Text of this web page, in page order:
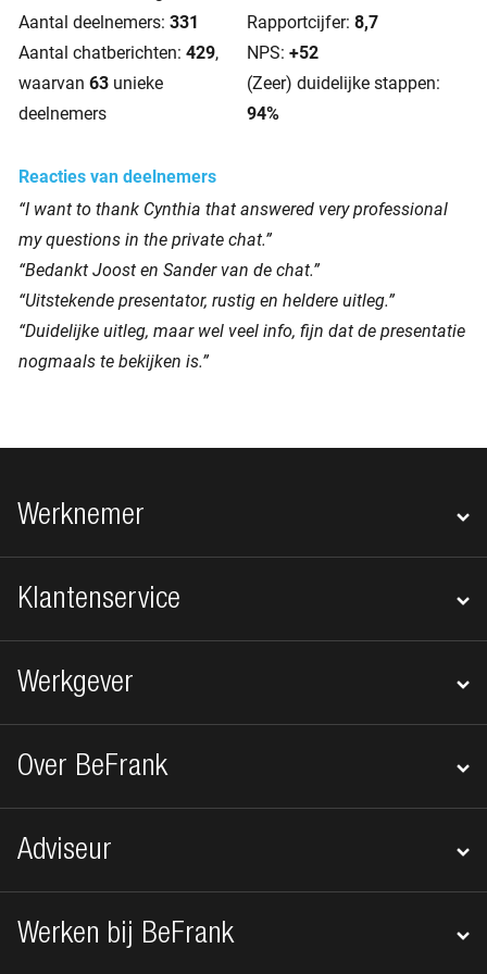
Aantal deelnemers: 331
Aantal chatberichten: 429,
waarvan 63 unieke
deelnemers
Rapportcijfer: 8,7
NPS: +52
(Zeer) duidelijke stappen:
94%
Reacties van deelnemers
“I want to thank Cynthia that answered very professional
my questions in the private chat.”
“Bedankt Joost en Sander van de chat.”
“Uitstekende presentator, rustig en heldere uitleg.”
“Duidelijke uitleg, maar wel veel info, fijn dat de presentatie
nogmaals te bekijken is.”
Footer navigatie
Werknemer
Klantenservice
Werkgever
Over BeFrank
Adviseur
Werken bij BeFrank